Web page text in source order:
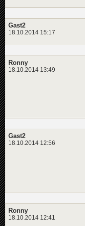
Gast2
18.10.2014 15:17
Ronny
18.10.2014 13:49
Gast2
18.10.2014 12:56
Ronny
18.10.2014 12:41